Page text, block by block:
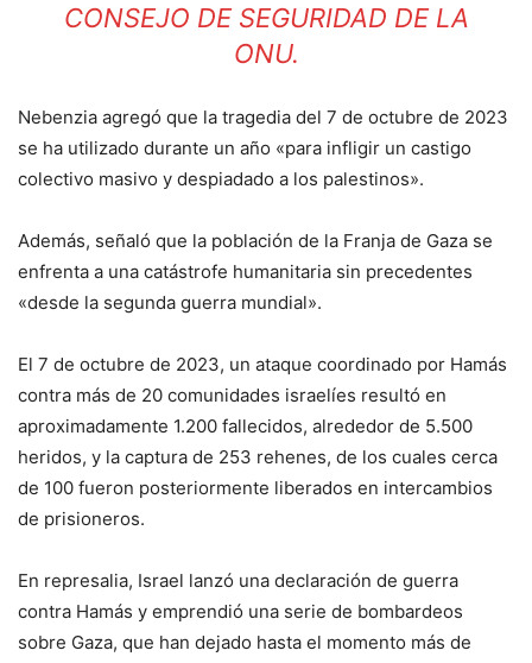
CONSEJO DE SEGURIDAD DE LA
ONU.
Nebenzia agregó que la tragedia del 7 de octubre de 2023
se ha utilizado durante un año «para infligir un castigo
colectivo masivo y despiadado a los palestinos».
Además, señaló que la población de la Franja de Gaza se
enfrenta a una catástrofe humanitaria sin precedentes
«desde la segunda guerra mundial».
El 7 de octubre de 2023, un ataque coordinado por Hamás
contra más de 20 comunidades israelíes resultó en
aproximadamente 1.200 fallecidos, alrededor de 5.500
heridos, y la captura de 253 rehenes, de los cuales cerca
de 100 fueron posteriormente liberados en intercambios
de prisioneros.
En represalia, Israel lanzó una declaración de guerra
contra Hamás y emprendió una serie de bombardeos
sobre Gaza, que han dejado hasta el momento más de